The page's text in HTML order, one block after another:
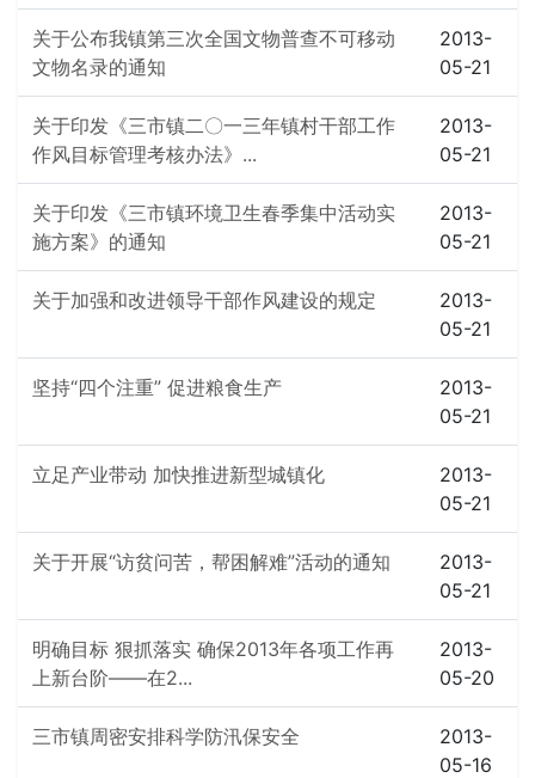
关于公布我镇第三次全国文物普查不可移动
文物名录的通知
2013-
05-21
关于印发《三市镇二〇一三年镇村干部工作
作风目标管理考核办法》...
2013-
05-21
关于印发《三市镇环境卫生春季集中活动实
施方案》的通知
2013-
05-21
关于加强和改进领导干部作风建设的规定
2013-
05-21
坚持“四个注重” 促进粮食生产
2013-
05-21
立足产业带动 加快推进新型城镇化
2013-
05-21
关于开展“访贫问苦，帮困解难”活动的通知
2013-
05-21
明确目标 狠抓落实 确保2013年各项工作再
上新台阶——在2...
2013-
05-20
三市镇周密安排科学防汛保安全
2013-
05-16